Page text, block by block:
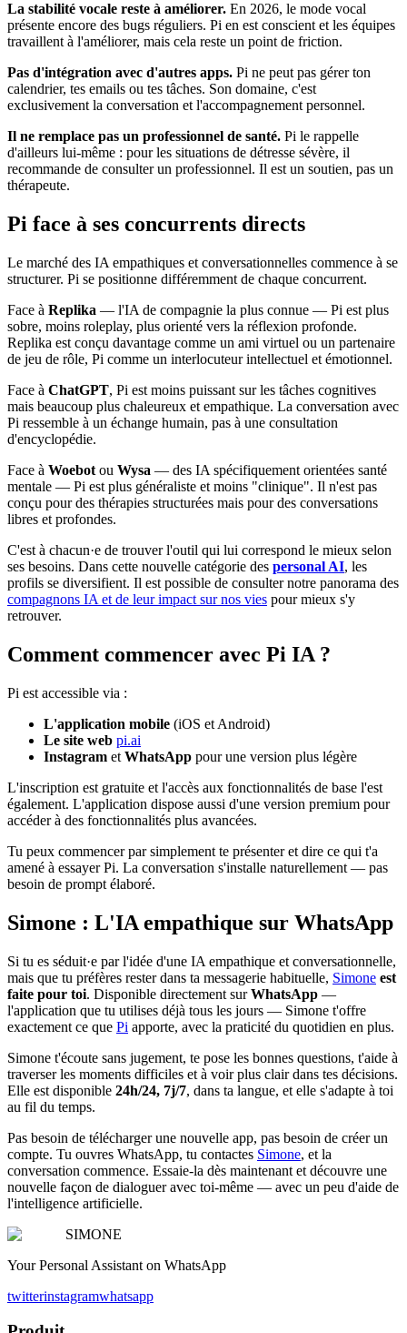
La stabilité vocale reste à améliorer. En 2026, le mode vocal
présente encore des bugs réguliers. Pi en est conscient et les équipes
travaillent à l'améliorer, mais cela reste un point de friction.
Pas d'intégration avec d'autres apps. Pi ne peut pas gérer ton
calendrier, tes emails ou tes tâches. Son domaine, c'est
exclusivement la conversation et l'accompagnement personnel.
Il ne remplace pas un professionnel de santé. Pi le rappelle
d'ailleurs lui-même : pour les situations de détresse sévère, il
recommande de consulter un professionnel. Il est un soutien, pas un
thérapeute.
Pi face à ses concurrents directs
Le marché des IA empathiques et conversationnelles commence à se
structurer. Pi se positionne différemment de chaque concurrent.
Face à Replika — l'IA de compagnie la plus connue — Pi est plus
sobre, moins roleplay, plus orienté vers la réflexion profonde.
Replika est conçu davantage comme un ami virtuel ou un partenaire
de jeu de rôle, Pi comme un interlocuteur intellectuel et émotionnel.
Face à ChatGPT, Pi est moins puissant sur les tâches cognitives
mais beaucoup plus chaleureux et empathique. La conversation avec
Pi ressemble à un échange humain, pas à une consultation
d'encyclopédie.
Face à Woebot ou Wysa — des IA spécifiquement orientées santé
mentale — Pi est plus généraliste et moins "clinique". Il n'est pas
conçu pour des thérapies structurées mais pour des conversations
libres et profondes.
C'est à chacun·e de trouver l'outil qui lui correspond le mieux selon
ses besoins. Dans cette nouvelle catégorie des personal AI, les
profils se diversifient. Il est possible de consulter notre panorama des
compagnons IA et de leur impact sur nos vies pour mieux s'y
retrouver.
Comment commencer avec Pi IA ?
Pi est accessible via :
L'application mobile (iOS et Android)
Le site web pi.ai
Instagram et WhatsApp pour une version plus légère
L'inscription est gratuite et l'accès aux fonctionnalités de base l'est
également. L'application dispose aussi d'une version premium pour
accéder à des fonctionnalités plus avancées.
Tu peux commencer par simplement te présenter et dire ce qui t'a
amené à essayer Pi. La conversation s'installe naturellement — pas
besoin de prompt élaboré.
Simone : L'IA empathique sur WhatsApp
Si tu es séduit·e par l'idée d'une IA empathique et conversationnelle,
mais que tu préfères rester dans ta messagerie habituelle, Simone est
faite pour toi. Disponible directement surWhatsApp —
l'application que tu utilises déjà tous les jours — Simone t'offre
exactement ce que Pi apporte, avec la praticité du quotidien en plus.
Simone t'écoute sans jugement, te pose les bonnes questions, t'aide à
traverser les moments difficiles et à voir plus clair dans tes décisions.
Elle est disponible 24h/24, 7j/7, dans ta langue, et elle s'adapte à toi
au fil du temps.
Pas besoin de télécharger une nouvelle app, pas besoin de créer un
compte. Tu ouvres WhatsApp, tu contactes Simone, et la
conversation commence. Essaie-la dès maintenant et découvre une
nouvelle façon de dialoguer avec toi-même — avec un peu d'aide de
l'intelligence artificielle.
SIMONE
Your Personal Assistant on WhatsApp
twitterinstagramwhatsapp